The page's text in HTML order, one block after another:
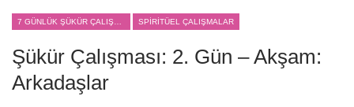
SPIRITÜEL ÇALIŞMALAR
Şükür Çalışması: 2. Gün – Akşam:
Arkadaşlar